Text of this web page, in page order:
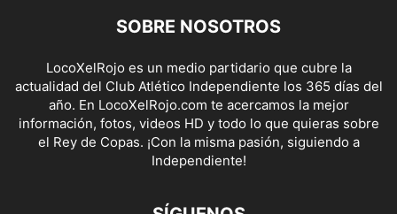
SOBRE NOSOTROS
LocoXelRojo es un medio partidario que cubre la
actualidad del Club Atlético Independiente los 365 días del
año. En LocoXelRojo.com te acercamos la mejor
información, fotos, videos HD y todo lo que quieras sobre
el Rey de Copas. ¡Con la misma pasión, siguiendo a
Independiente!